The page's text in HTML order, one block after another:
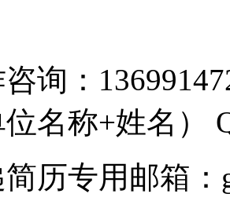
询：
名称+姓名）
历专用邮箱：